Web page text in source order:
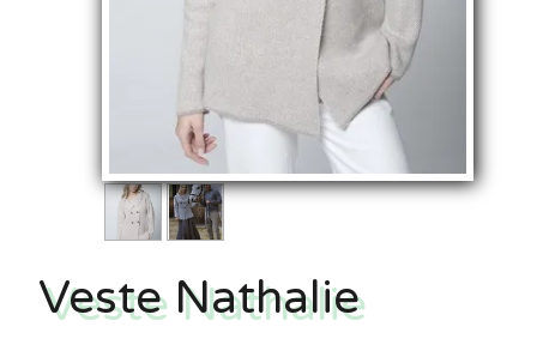
Veste Nathalie